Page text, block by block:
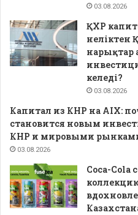
03.08.2026
ҚХР
неліктен
нарықтар
келеді?
03.08.2026
Капитал из КНР на AIX:
становится новым
КНР и мировыми
03.08.2026
Coca-